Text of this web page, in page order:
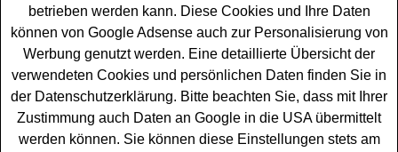
Ein kostenloses CEWE Gewinnspiel - der große CEWE
Photo Award mit tollen Gewinnern im Gesamtwert von
250000 Euro. Als absoluter Hauptgewinn winkt eine
einzigartige Foto Reise mit privatem Workshop im Wert
von 10000 Euro, eine Fotoausrüstung im Wert von 5000
Euro sowie CEWE Fotoprodukte im Wert von 2500 Euro.
betrieben werden kann. Diese Cookies und Ihre Daten
können von Google Adsense auch zur Personalisierung von
Werbung genutzt werden. Eine detaillierte Übersicht der
verwendeten Cookies und persönlichen Daten finden Sie in
der Datenschutzerklärung. Bitte beachten Sie, dass mit Ihrer
Zustimmung auch Daten an Google in die USA übermittelt
werden können. Sie können diese Einstellungen stets am